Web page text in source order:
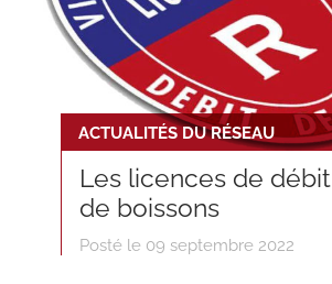
ACTUALITÉS DU RÉSEAU
Les licences de débit
de boissons
Posté le 09 septembre 2022